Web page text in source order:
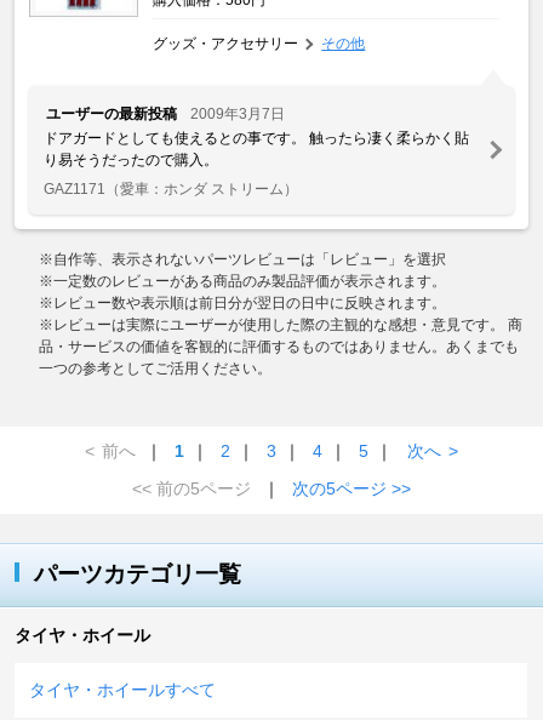
グッズ・アクセサリー その他
ユーザーの最新投稿
2009年3月7日
ドアガードとしても使えるとの事です。 触ったら凄く柔らかく貼
り易そうだったので購入。
GAZ1171
（愛車：ホンダ ストリーム）
※自作等、表示されないパーツレビューは「レビュー」を選択
※一定数のレビューがある商品のみ製品評価が表示されます。
※レビュー数や表示順は前日分が翌日の日中に反映されます。
※レビューは実際にユーザーが使用した際の主観的な感想・意見です。 商
品・サービスの価値を客観的に評価するものではありません。あくまでも
一つの参考としてご活用ください。
< 前へ ｜ 1 ｜ 2 ｜ 3 ｜ 4 ｜ 5 ｜ 次へ >
<< 前の5ページ
｜ 次の5ページ >>
パーツカテゴリ一覧
タイヤ・ホイール
タイヤ・ホイールすべて